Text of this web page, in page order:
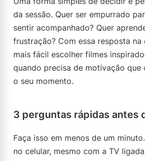
da sessão. Quer ser empurrado
sentir acompanhado? Quer
frustração? Com essa resposta na
mais fácil escolher filmes
quando precisa de motivação que
o seu momento.
3 perguntas rápidas antes
Faça isso em menos de um
no celular, mesmo com a TV